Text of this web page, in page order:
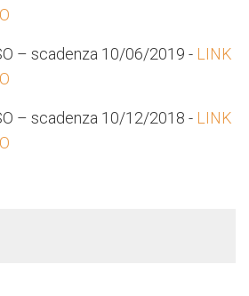
– scadenza 10/06/2019 - LINK
– scadenza 10/12/2018 - LINK